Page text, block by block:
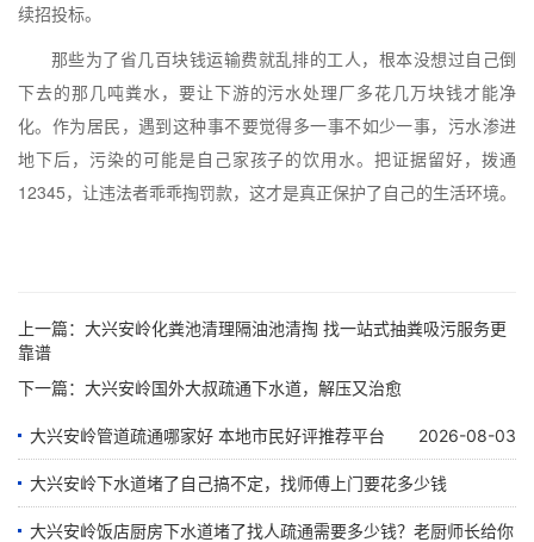
续招投标。
那些为了省几百块钱运输费就乱排的工人，根本没想过自己倒
下去的那几吨粪水，要让下游的污水处理厂多花几万块钱才能净
化。作为居民，遇到这种事不要觉得多一事不如少一事，污水渗进
地下后，污染的可能是自己家孩子的饮用水。把证据留好，拨通
12345，让违法者乖乖掏罚款，这才是真正保护了自己的生活环境。
上一篇： 大兴安岭化粪池清理隔油池清掏 找一站式抽粪吸污服务更
靠谱
下一篇： 大兴安岭国外大叔疏通下水道，解压又治愈
大兴安岭管道疏通哪家好 本地市民好评推荐平台 2026-08-03
大兴安岭下水道堵了自己搞不定，找师傅上门要花多少钱
2026-08-02
大兴安岭饭店厨房下水道堵了找人疏通需要多少钱？老厨师长给你